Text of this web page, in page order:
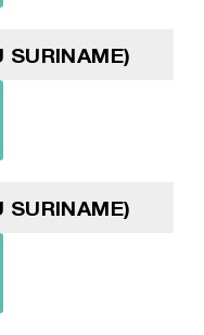
SURINAME)
SURINAME)